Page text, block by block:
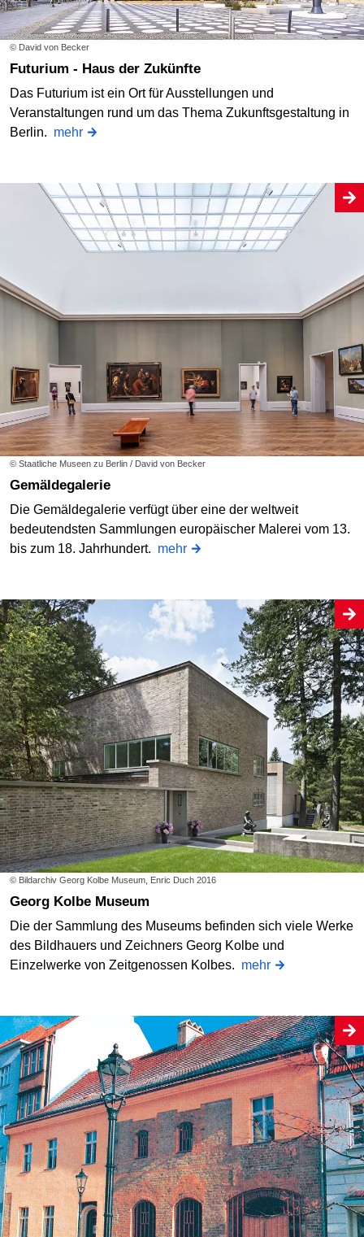
© David von Becker
Futurium - Haus der Zukünfte
Das Futurium ist ein Ort für Ausstellungen und
Veranstaltungen rund um das Thema Zukunftsgestaltung in
Berlin. mehr
© Staatliche Museen zu Berlin / David von Becker
Gemäldegalerie
Die Gemäldegalerie verfügt über eine der weltweit
bedeutendsten Sammlungen europäischer Malerei vom 13.
bis zum 18. Jahrhundert. mehr
© Bildarchiv Georg Kolbe Museum, Enric Duch 2016
Georg Kolbe Museum
Die der Sammlung des Museums befinden sich viele Werke
des Bildhauers und Zeichners Georg Kolbe und
Einzelwerke von Zeitgenossen Kolbes. mehr